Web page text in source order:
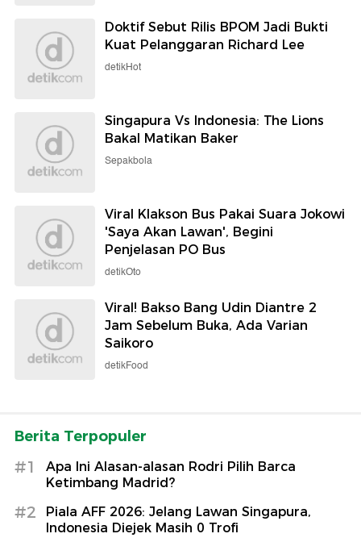
Doktif Sebut Rilis BPOM Jadi Bukti
Kuat Pelanggaran Richard Lee
detikHot
Singapura Vs Indonesia: The Lions
Bakal Matikan Baker
Sepakbola
Viral Klakson Bus Pakai Suara Jokowi
'Saya Akan Lawan', Begini
Penjelasan PO Bus
detikOto
Viral! Bakso Bang Udin Diantre 2
Jam Sebelum Buka, Ada Varian
Saikoro
detikFood
Berita Terpopuler
#1
Apa Ini Alasan-alasan Rodri Pilih Barca
Ketimbang Madrid?
#2
Piala AFF 2026: Jelang Lawan Singapura,
Indonesia Diejek Masih 0 Trofi